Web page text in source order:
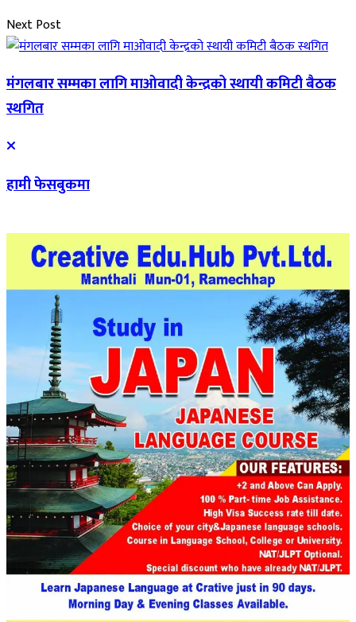
Next Post
मंगलबार सम्मका लागि माओवादी केन्द्रको स्थायी कमिटी बैठक
स्थगित
हामी फेसबुकमा